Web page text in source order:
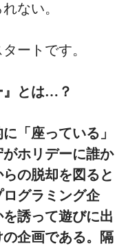
ない。
ートです。
』とは…？
「座っている」
ホリデーに誰か
の脱却を図ると
グラミング企
誘って遊びに出
企画である。隔